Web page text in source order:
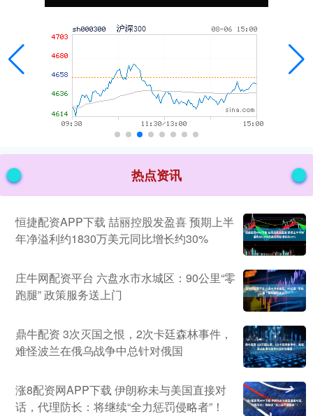
热点资讯
恒捷配资APP下载 喆丽控股发盈喜 预期上半
年净溢利约1830万美元同比增长约30%
庄牛网配资平台 六盘水市水城区：90公里“零
跑腿” 政策服务送上门
鼎牛配资 3次灭国之恨，2次卡廷森林事件，
难怪波兰在俄乌战争中总针对俄国
涨8配资网APP下载 伊朗称未与美国直接对
话，代理防长：将继续“全力惩罚侵略者”！